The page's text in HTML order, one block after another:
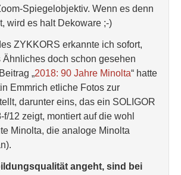
Spiegelobjektiv. Wenn es denn
wird es halt Dekoware ;-)
ZYKKORS erkannte ich sofort,
Ähnliches doch schon gesehen
„2018: 90 Jahre Minolta“ hatte
Emmrich etliche Fotos zur
darunter eins, das ein SOLIGOR
f/12 zeigt, montiert auf die wohl
Minolta, die analoge Minolta
angeht, sind bei